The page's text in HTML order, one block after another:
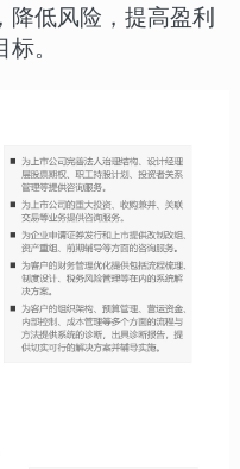
低风险，提高盈利
。